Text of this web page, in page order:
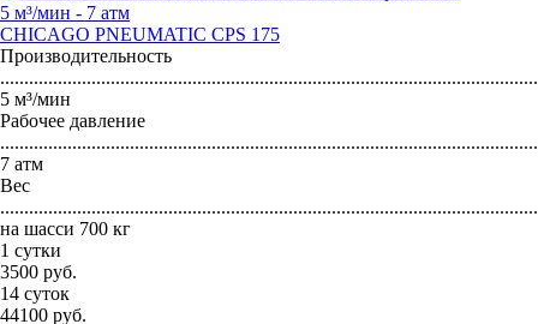
5 м³/мин - 7 атм
CHICAGO PNEUMATIC CPS 175
Производительность
5 м³/мин
Рабочее давление
7 атм
Вес
на шасси 700 кг
1 сутки
3500 руб.
14 суток
44100 руб.